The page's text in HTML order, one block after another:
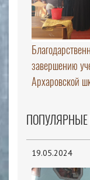
завершению
Архаровской
ПОПУЛЯРНЫЕ
19.05.2024